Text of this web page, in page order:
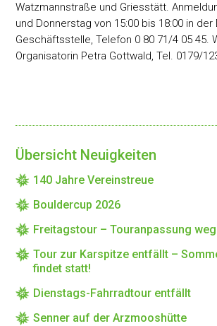
Watzmannstraße und Griesstätt.
und Donnerstag von 15:00 bis 18:00 in der
Geschäftsstelle, Telefon 0 80 71/4 05 45.
Organisatorin Petra Gottwald, Tel. 0179/
Übersicht Neuigkeiten
140 Jahre Vereinstreue
Bouldercup 2026
Freitagstour – Touranpassung
Tour zur Karspitze entfällt –
findet statt!
Dienstags-Fahrradtour entfällt
Senner auf der Arzmooshütte